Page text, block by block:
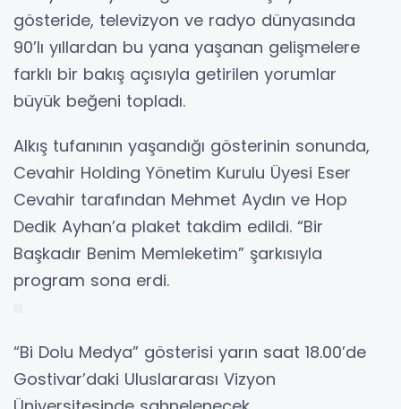
gösteride, televizyon ve radyo dünyasında
90’lı yıllardan bu yana yaşanan gelişmelere
farklı bir bakış açısıyla getirilen yorumlar
büyük beğeni topladı.
Alkış tufanının yaşandığı gösterinin sonunda,
Cevahir Holding Yönetim Kurulu Üyesi Eser
Cevahir tarafından Mehmet Aydın ve Hop
Dedik Ayhan’a plaket takdim edildi. “Bir
Başkadır Benim Memleketim” şarkısıyla
program sona erdi.
“Bi Dolu Medya” gösterisi yarın saat 18.00’de
Gostivar’daki Uluslararası Vizyon